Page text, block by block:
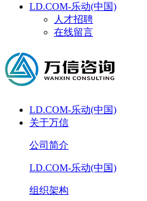
LD.COM-乐动(中国)
人才招聘
在线留言
LD.COM-乐动(中国)
关于万信
公司简介
LD.COM-乐动(中国)
组织架构